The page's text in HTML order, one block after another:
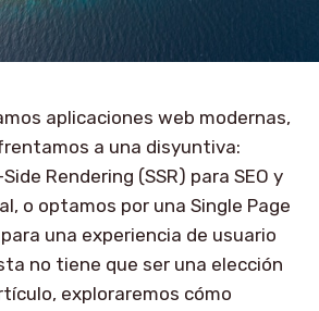
aplicaciones web modernas,
a una disyuntiva:
Rendering (SSR) para SEO y
o optamos por una Single Page
una experiencia de usuario
no tiene que ser una elección
exploraremos cómo